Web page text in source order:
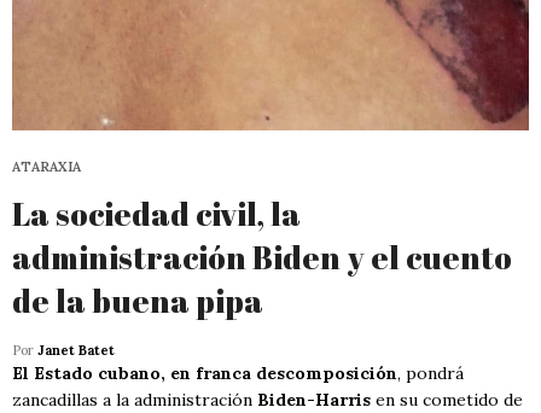
ATARAXIA
La sociedad civil, la
administración Biden y el cuento
de la buena pipa
Por Janet Batet
El Estado cubano, en franca descomposición, pondrá
zancadillas a la administración Biden-Harris en su cometido de